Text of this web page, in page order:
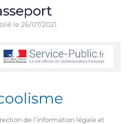
le 26/07/2021
de l’information légale et